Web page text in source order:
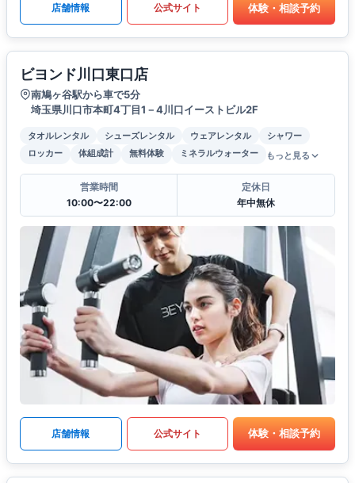
店舗情報 公式サイト 体験・相談予約
ビヨンド川口東口店
南鳩ヶ谷駅から車で5分
埼玉県川口市本町4丁目1－4川口イーストビル2F
タオルレンタル シューズレンタル ウェアレンタル
シャワー
ロッカー
体組成計 無料体験 ミネラルウォーター もっと見る
営業時間
10:00〜22:00
定休日
年中無休
店舗情報 公式サイト 体験・相談予約